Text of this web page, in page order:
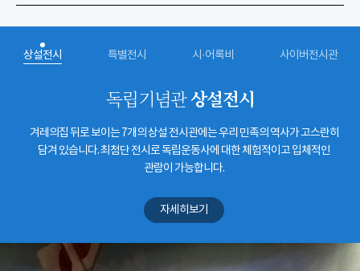
상설전시 특별전시 시·어록비 사이버전시관
독립기념관상설전시
겨레의집 뒤로 보이는 7개의 상설 전시관에는 우리 민족의 역사가 고스란히
담겨 있습니다. 최첨단 전시로 독립운동사에 대한 체험적이고 입체적인
관람이 가능합니다.
자세히보기